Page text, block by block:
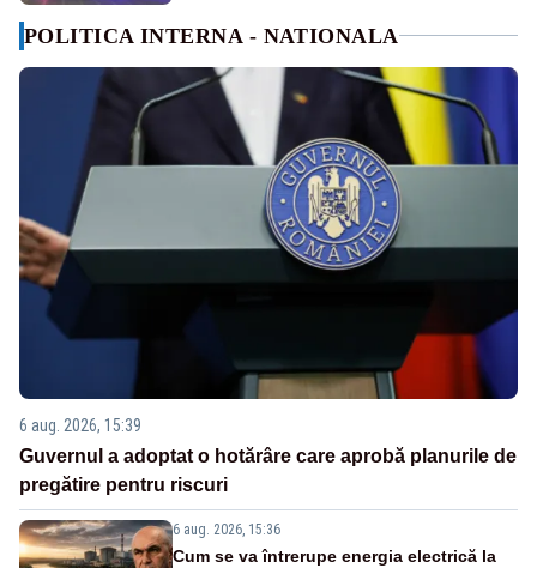
POLITICA INTERNA - NATIONALA
6 aug. 2026, 15:39
Guvernul a adoptat o hotărâre care aprobă planurile de
pregătire pentru riscuri
6 aug. 2026, 15:36
Cum se va întrerupe energia electrică la